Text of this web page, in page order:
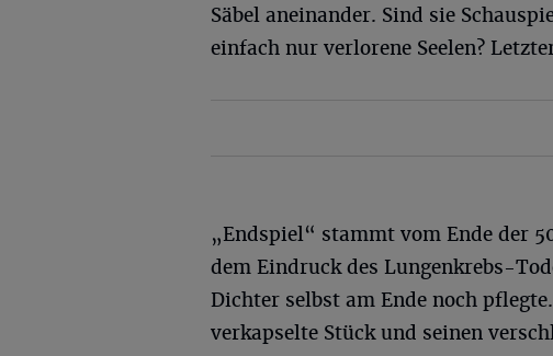
Säbel aneinander. Sind sie
einfach nur verlorene Seelen?
„Endspiel“ stammt vom Ende der
dem Eindruck des Lungenkrebs-
Dichter selbst am Ende noch
verkapselte Stück und seinen